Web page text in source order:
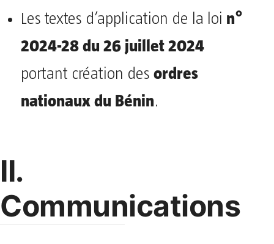
Les textes d’application de la loi n°
2024-28 du 26 juillet 2024
portant création des ordres
nationaux du Bénin.
II.
Communications